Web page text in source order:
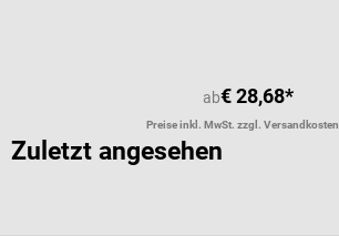
ab€ 28,68*
Preise inkl. MwSt. zzgl. Versandkosten
Zuletzt angesehen